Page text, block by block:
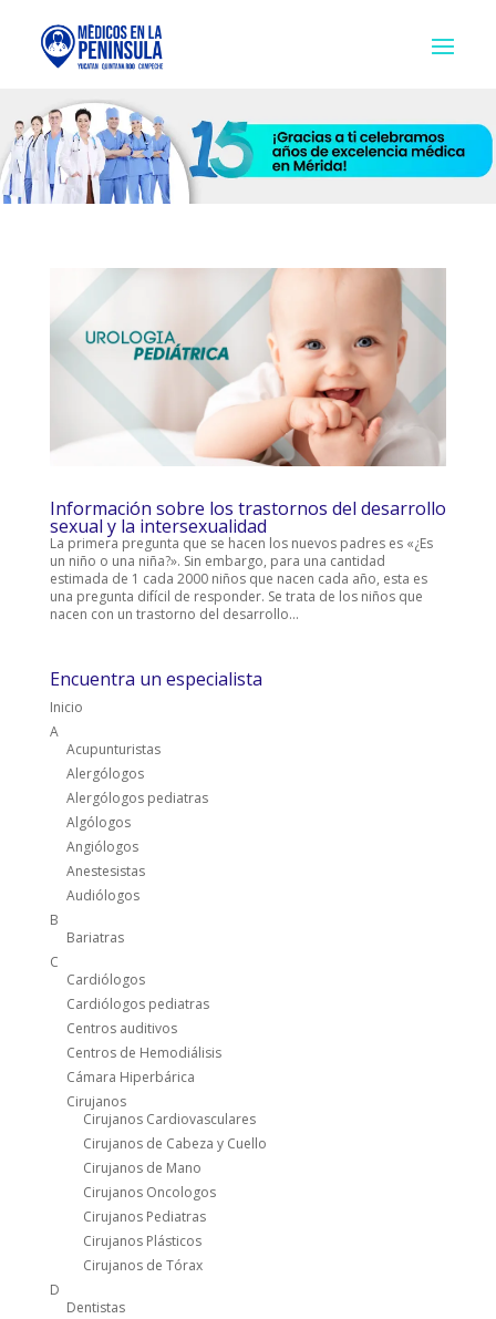
Información sobre los trastornos del desarrollo
sexual y la intersexualidad
La primera pregunta que se hacen los nuevos padres es «¿Es
un niño o una niña?». Sin embargo, para una cantidad
estimada de 1 cada 2000 niños que nacen cada año, esta es
una pregunta difícil de responder. Se trata de los niños que
nacen con un trastorno del desarrollo...
Encuentra un especialista
Inicio
A
Acupunturistas
Alergólogos
Alergólogos pediatras
Algólogos
Angiólogos
Anestesistas
Audiólogos
B
Bariatras
C
Cardiólogos
Cardiólogos pediatras
Centros auditivos
Centros de Hemodiálisis
Cámara Hiperbárica
Cirujanos
Cirujanos Cardiovasculares
Cirujanos de Cabeza y Cuello
Cirujanos de Mano
Cirujanos Oncologos
Cirujanos Pediatras
Cirujanos Plásticos
Cirujanos de Tórax
D
Dentistas